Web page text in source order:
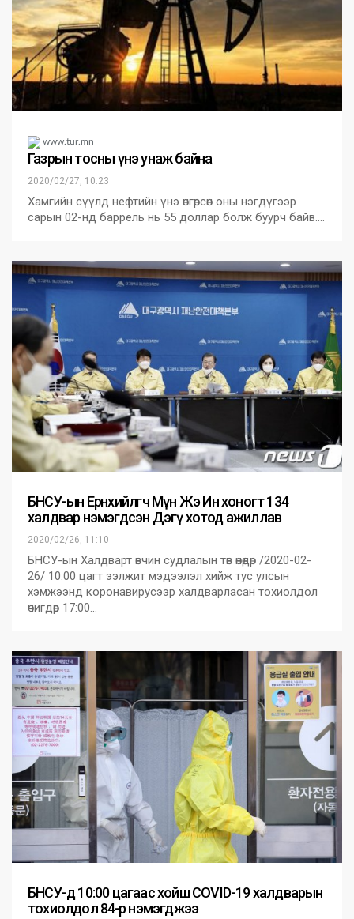
www.tur.mn
Газрын тосны үнэ унаж байна
2020/02/27, 10:23
Хамгийн сүүлд нефтийн үнэ өнгөрсөн оны нэгдүгээр
сарын 02-нд баррель нь 55 доллар болж буурч байв.…
БНСУ-ын Ерөнхийлөгч Мүн Жэ Ин хоногт 134
халдвар нэмэгдсэн Дэгү хотод ажиллав
2020/02/26, 11:10
БНСУ-ын Халдварт өвчин судлалын төв өнөөдөр /2020-02-
26/ 10:00 цагт ээлжит мэдээлэл хийж тус улсын
хэмжээнд коронавирусээр халдварласан тохиолдол
өчигдөр 17:00…
БНСУ-д 10:00 цагаас хойш COVID-19 халдварын
тохиолдол 84-өөр нэмэгджээ